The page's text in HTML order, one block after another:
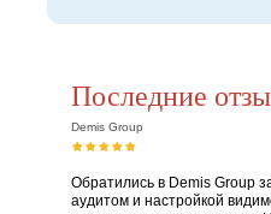
Последние
Demis Group
Обратились в Demis Group
аудитом и настройкой